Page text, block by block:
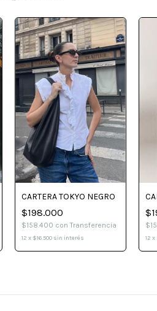
CARTERA TOKYO NEGRO
$198.000
$158.400 con Transferencia
12 x $16.500 sin interés 12 x